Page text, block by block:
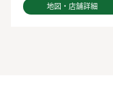
地図・店舗詳細